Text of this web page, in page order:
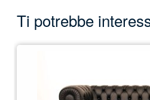
Ti potrebbe